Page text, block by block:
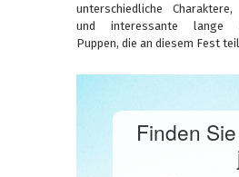
unterschiedliche
und interessante lange
Puppen, die an diesem Fest
Finden